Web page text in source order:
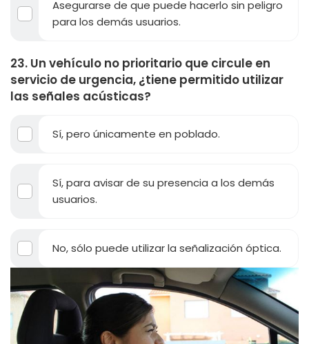
Asegurarse de que puede hacerlo sin peligro
para los demás usuarios.
23. Un vehículo no prioritario que circule en
servicio de urgencia, ¿tiene permitido utilizar
las señales acústicas?
Sí, pero únicamente en poblado.
Sí, para avisar de su presencia a los demás
usuarios.
No, sólo puede utilizar la señalización óptica.